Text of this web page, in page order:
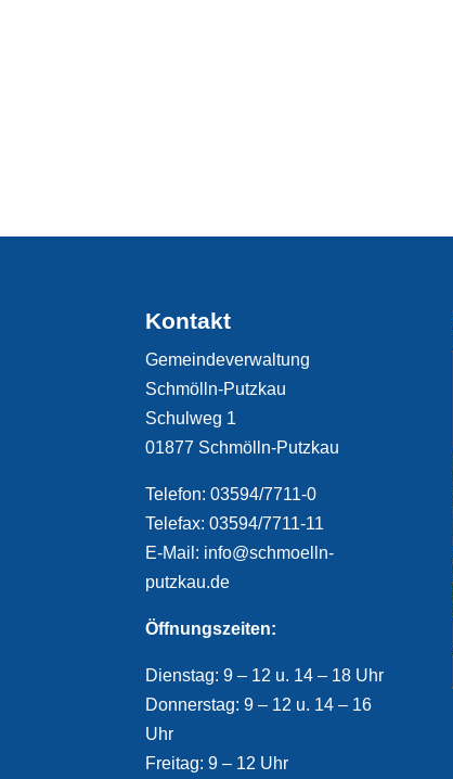
Kontakt
Gemeindeverwaltung
Schmölln-Putzkau
Schulweg 1
01877 Schmölln-Putzkau
Telefon: 03594/7711-0
Telefax: 03594/7711-11
E-Mail: info@schmoelln-
putzkau.de
Öffnungszeiten:
Dienstag: 9 – 12 u. 14 – 18 Uhr
Donnerstag: 9 – 12 u. 14 – 16
Uhr
Freitag: 9 – 12 Uhr